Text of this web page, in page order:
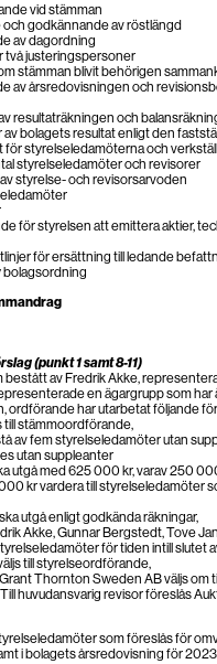
vid stämman
godkännande av röstlängd
av dagordning
två justeringspersoner
stämman blivit behörigen
av årsredovisningen och
resultaträkningen och
bolagets resultat enligt den
för styrelseledamöterna och
styrelseledamöter och revisorer
styrelse- och revisorsarvoden
för styrelsen att emittera aktier,
för ersättning till ledande
bolagsordning
(punkt 1 samt 8-11)
bestått av Fredrik Akke,
en ägargrupp som har
ordförande har utarbetat följande
till stämmoordförande,
av fem styrelseledamöter utan
utan suppleanter
utgå med 625 000 kr, varav 250
kr vardera till styrelseledamöter
utgå enligt godkända räkningar,
Akke, Gunnar Bergstedt, Tove
för tiden intill slutet
till styrelseordförande,
Thornton Sweden AB väljs om
huvudansvarig revisor föreslås
som föreslås för
i bolagets årsredovisning för